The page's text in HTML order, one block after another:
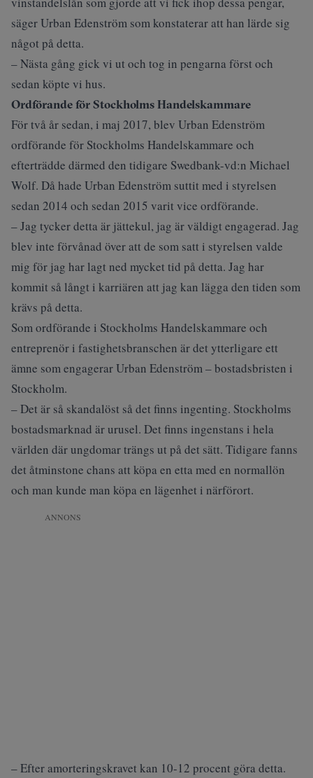
säger Urban Edenström som konstaterar att han lärde sig
något på detta.
– Nästa gång gick vi ut och tog in pengarna först och
sedan köpte vi hus.
Ordförande för Stockholms Handelskammare
För två år sedan, i maj 2017, blev Urban Edenström
ordförande för Stockholms Handelskammare och
efterträdde därmed den tidigare Swedbank-vd:n Michael
Wolf. Då hade Urban Edenström suttit med i styrelsen
sedan 2014 och sedan 2015 varit vice ordförande.
– Jag tycker detta är jättekul, jag är väldigt engagerad. Jag
blev inte förvånad över att de som satt i styrelsen valde
mig för jag har lagt ned mycket tid på detta. Jag har
kommit så långt i karriären att jag kan lägga den tiden som
krävs på detta.
Som ordförande i Stockholms Handelskammare och
entreprenör i fastighetsbranschen är det ytterligare ett
ämne som engagerar Urban Edenström – bostadsbristen i
Stockholm.
– Det är så skandalöst så det finns ingenting. Stockholms
bostadsmarknad är urusel. Det finns ingenstans i hela
världen där ungdomar trängs ut på det sätt. Tidigare fanns
det åtminstone chans att köpa en etta med en normallön
och man kunde man köpa en lägenhet i närförort.
ANNONS
– Efter amorteringskravet kan 10-12 procent göra detta.